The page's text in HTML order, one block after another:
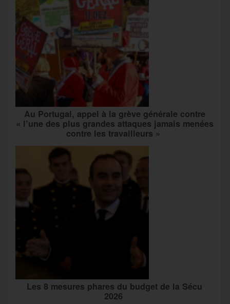
Au Portugal, appel à la grève générale contre
« l’une des plus grandes attaques jamais menées
contre les travailleurs »
Les 8 mesures phares du budget de la Sécu
2026